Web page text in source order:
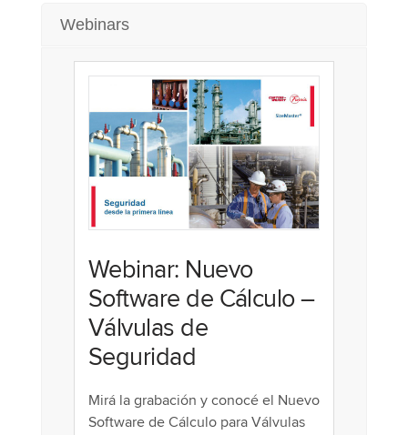
Webinars
Webinar: Nuevo
Software de Cálculo –
Válvulas de
Seguridad
Mirá la grabación y conocé el Nuevo
Software de Cálculo para Válvulas